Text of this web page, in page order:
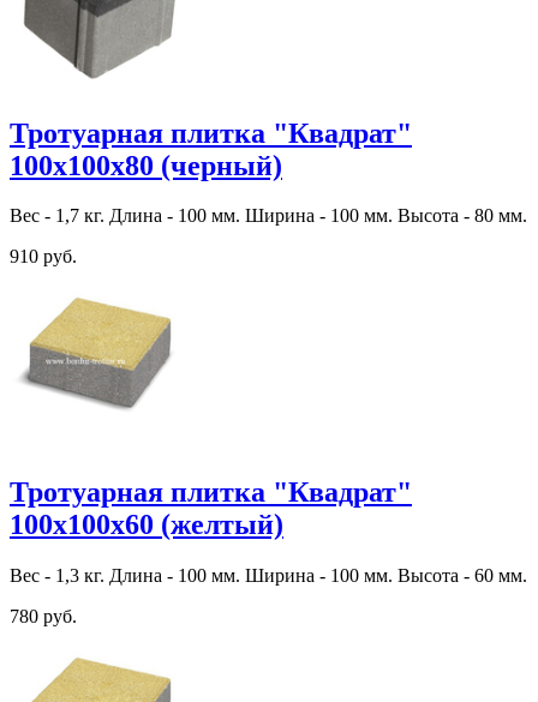
Тротуарная плитка "Квадрат"
100х100х80 (черный)
Вес - 1,7 кг. Длина - 100 мм. Ширина - 100 мм. Высота - 80 мм.
910 руб.
Тротуарная плитка "Квадрат"
100х100х60 (желтый)
Вес - 1,3 кг. Длина - 100 мм. Ширина - 100 мм. Высота - 60 мм.
780 руб.